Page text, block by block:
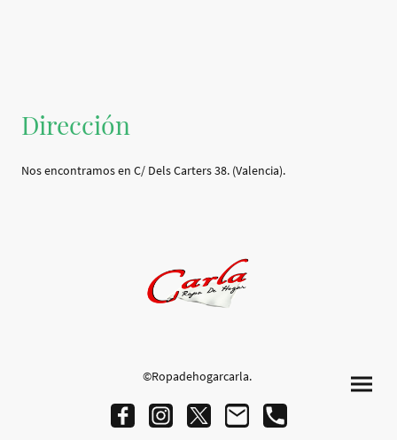
Dirección
Nos encontramos en C/ Dels Carters 38. (Valencia).
©Ropadehogarcarla.